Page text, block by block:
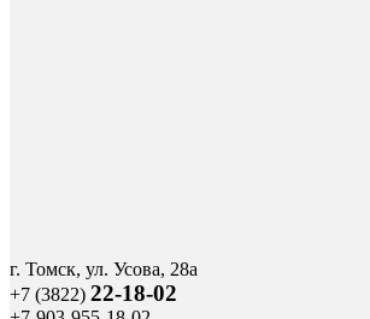
г. Томск, ул. Усова, 28а
+7 (3822) 22-18-02